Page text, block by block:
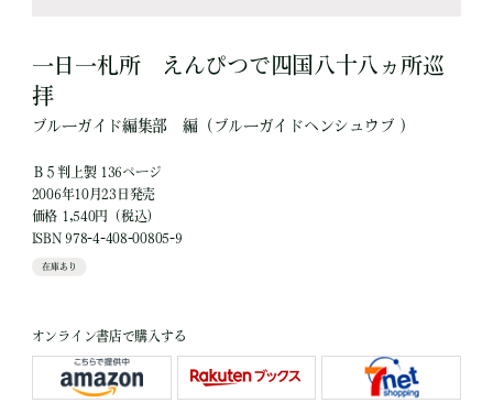
一日一札所 えんぴつで四国八十八ヵ所巡
拝
ブルーガイド編集部 編（ブルーガイドヘンシュウブ ）
Ｂ５判上製 136ページ
2006年10月23日発売
価格 1,540円（税込）
ISBN 978-4-408-00805-9
在庫あり
オンライン書店で購入する